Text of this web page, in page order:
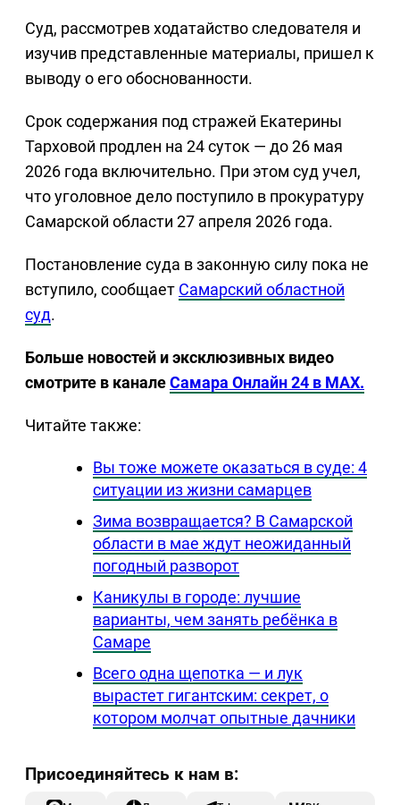
Суд, рассмотрев ходатайство следователя и
изучив представленные материалы, пришел к
выводу о его обоснованности.
Срок содержания под стражей Екатерины
Тарховой продлен на 24 суток — до 26 мая
2026 года включительно. При этом суд учел,
что уголовное дело поступило в прокуратуру
Самарской области 27 апреля 2026 года.
Постановление суда в законную силу пока не
вступило, сообщает Самарский областной
суд.
Больше новостей и эксклюзивных видео
смотрите в каналеСамара Онлайн 24 в MAX.
Читайте также:
Вы тоже можете оказаться в суде: 4
ситуации из жизни самарцев
Зима возвращается? В Самарской
области в мае ждут неожиданный
погодный разворот
Каникулы в городе: лучшие
варианты, чем занять ребёнка в
Самаре
Всего одна щепотка — и лук
вырастет гигантским: секрет, о
котором молчат опытные дачники